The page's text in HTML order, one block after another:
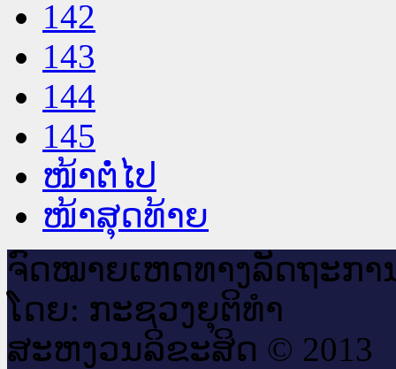
142
143
144
145
ໜ້າຕໍ່ໄປ
ໜ້າສຸດທ້າຍ
ຈົດ​ໝາຍ​ເຫດ​ທາງ​ລັດ​ຖະ​ກາ
ໂດຍ: ກະ​ຊວງຍຸ​ຕິ​ທຳ
ສະ​ຫງວນ​ລິ​ຂະ​ສິດ © 2013